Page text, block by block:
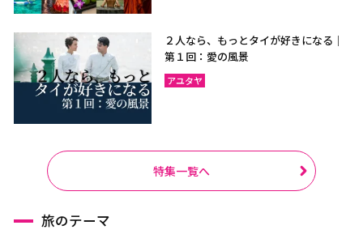
２人なら、もっとタイが好きになる｜
第１回：愛の風景
アユタヤ
特集一覧へ
旅のテーマ